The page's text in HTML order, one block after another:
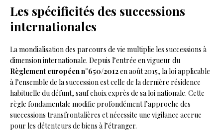
Les spécificités des successions
internationales
La mondialisation des parcours de vie multiplie les successions à
dimension internationale. Depuis l’entrée en vigueur du
Règlement européen n°650/2012en août 2015, la loi applicable
à l’ensemble de la succession est celle de la dernière résidence
habituelle du défunt, sauf choix exprès de sa loi nationale. Cette
règle fondamentale modifie profondément l’approche des
successions transfrontalières et nécessite une vigilance accrue
pour les détenteurs de biens à l’étranger.